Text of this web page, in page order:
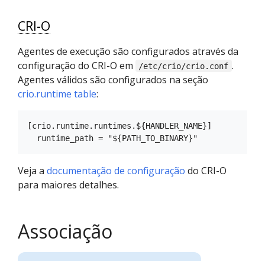
CRI-O
Agentes de execução são configurados através da
configuração do CRI-O em
/etc/crio/crio.conf .
Agentes válidos são configurados na seção
crio.runtime table:
[crio.runtime.runtimes.${HANDLER_NAME}]
Veja a documentação de configuração do CRI-O
para maiores detalhes.
Associação